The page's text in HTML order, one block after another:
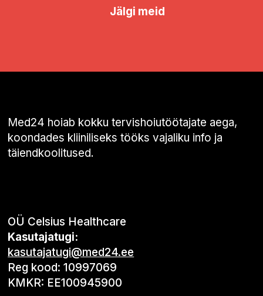
Jälgi meid
Med24 hoiab kokku tervishoiutöötajate aega,
koondades kliiniliseks tööks vajaliku info ja
täiendkoolitused.
OÜ Celsius Healthcare
Kasutajatugi:
kasutajatugi@med24.ee
Reg kood: 10997069
KMKR: EE100945900